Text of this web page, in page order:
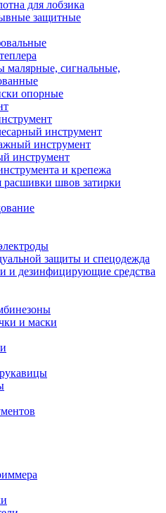
для лобзика
защитные
малярные, сигнальные,
опорные
инструмент
инструмент
инструмент
и крепежа
расшивки швов затирки
защиты и спецодежда
и дезинфицирующие средства
и маски